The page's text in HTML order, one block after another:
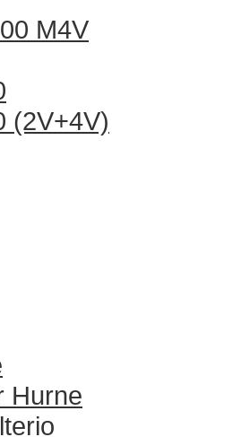
M4V
(2V+4V)
Hurne